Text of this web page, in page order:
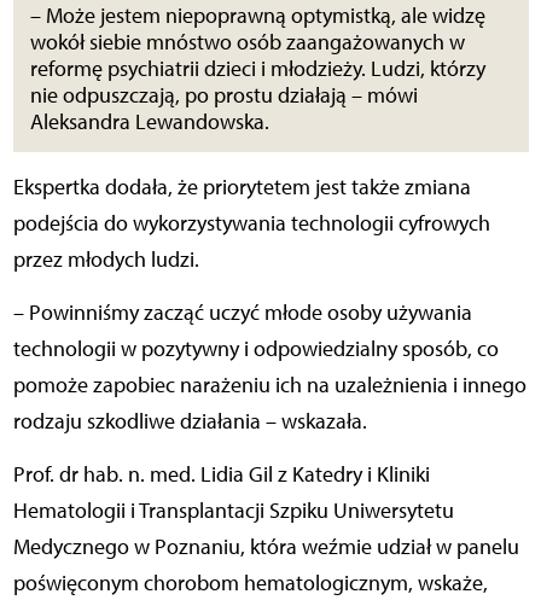
– Może jestem niepoprawną optymistką, ale widzę
wokół siebie mnóstwo osób zaangażowanych w
reformę psychiatrii dzieci i młodzieży. Ludzi, którzy
nie odpuszczają, po prostu działają – mówi
Aleksandra Lewandowska.
Ekspertka dodała, że priorytetem jest także zmiana
podejścia do wykorzystywania technologii cyfrowych
przez młodych ludzi.
– Powinniśmy zacząć uczyć młode osoby używania
technologii w pozytywny i odpowiedzialny sposób, co
pomoże zapobiec narażeniu ich na uzależnienia i innego
rodzaju szkodliwe działania – wskazała.
Prof. dr hab. n. med. Lidia Gil z Katedry i Kliniki
Hematologii i Transplantacji Szpiku Uniwersytetu
Medycznego w Poznaniu, która weźmie udział w panelu
poświęconym chorobom hematologicznym, wskaże,